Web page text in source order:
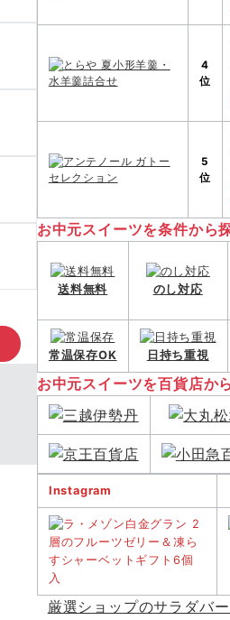
4
位
5
位
お中元スイーツを条件から
送料無料
のし対応
常温保存OK 日持ち重視
お中元スイーツを百貨店か
Instagram
厳選ショップのサラダバー